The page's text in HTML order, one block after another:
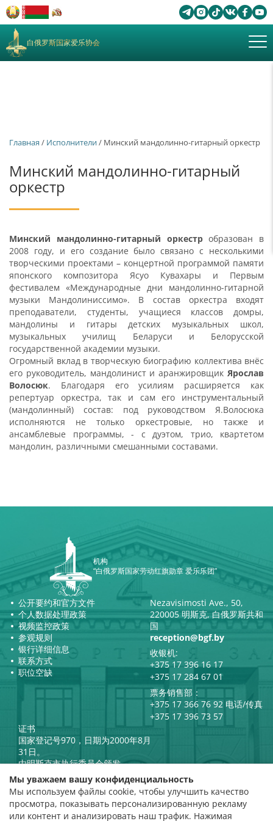
白俄罗斯国家爱乐协会
Главная / Исполнители/ Минский мандолинно-гитарный оркестр
Минский мандолинно-гитарный
оркестр
Минский мандолинно-гитарный оркестробразован в
2008 году, и его создание было связано с несколькими
творческими проектами – концертной программой памяти
японского композитора Ясуо Кувахары и Первым
фестивалем «Международные дни мандолинно-гитарной
музыки Мандолиниссимо». В состав оркестра входят
преподаватели, студенты, учащиеся классов домры,
мандолины и гитары детских музыкальных школ,
музыкальных училищ Беларуси и Белорусской
государственной академии музыки.
Огромный вклад в творческую биографию коллектива внёс
его руководитель, мандолинист и аранжировщик Ярослав
Волосюк. Благодаря его усилиям расширяется как
репертуар оркестра, так и сам его инструментальный
(мандолинный) состав: под руководством Я.Волосюка
исполняются не только оркестровые, но также и
ансамблевые программы, - с дуэтом, трио, квартетом
мандолин, различными смешанными составами.
机构
“白俄罗斯国家劳动红旗勋章 爱乐乐团”
公开要约和官方文件
个人数据处理政策
视频监控政策
参观规则
银行详细信息
联系方式
职位空缺
Nezavisimosti Ave., 50,
220005 明斯克, 白俄罗斯共和
国
reception@bgf.by
收银机:
+375 17 396 16 17
+375 17 284 67 01
票务销售部：
+375 17 366 76 92 电话/传真
+375 17 396 73 57
证书
国家登记号970，日期为2000年8月
31日。
由明斯克市执行委员会颁发。
白俄罗斯共和国总统官方互联网
白俄罗斯共和国文化部
门户网站
评级评估
Мы уважаем вашу конфиденциальность
Мы используем файлы cookie, чтобы улучшить качество
просмотра, показывать персонализированную рекламу
или контент и анализировать наш трафик. Нажимая